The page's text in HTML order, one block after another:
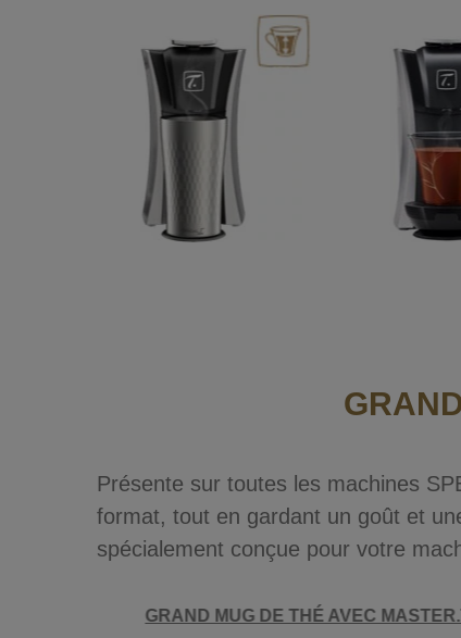
Présente sur toutes les machines
format, tout en gardant un goût et
spécialement conçue pour votre
GRAND MUG DE THÉ AVEC